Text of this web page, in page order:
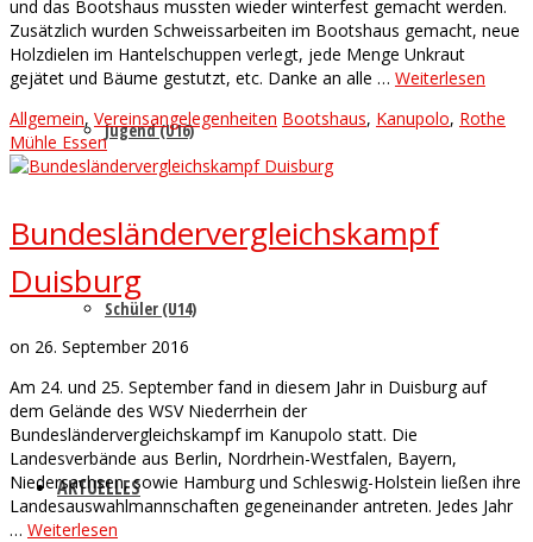
Jugend (U16)
Schüler (U14)
AKTUELLES
und das Bootshaus mussten wieder winterfest gemacht werden.
Zusätzlich wurden Schweissarbeiten im Bootshaus gemacht, neue
Holzdielen im Hantelschuppen verlegt, jede Menge Unkraut
gejätet und Bäume gestutzt, etc. Danke an alle … Weiterlesen
Allgemein, Vereinsangelegenheiten Bootshaus, Kanupolo, Rothe
Mühle Essen
Bundesländervergleichskampf
Duisburg
on 26. September 2016
Am 24. und 25. September fand in diesem Jahr in Duisburg auf
dem Gelände des WSV Niederrhein der
Bundesländervergleichskampf im Kanupolo statt. Die
Landesverbände aus Berlin, Nordrhein-Westfalen, Bayern,
Niedersachsen, sowie Hamburg und Schleswig-Holstein ließen ihre
Landesauswahlmannschaften gegeneinander antreten. Jedes Jahr
… Weiterlesen